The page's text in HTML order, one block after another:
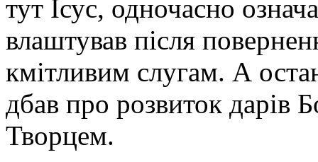
тут Ісус, одночасно
влаштував після
кмітливим слугам. А
дбав про розвиток дарів
Творцем.